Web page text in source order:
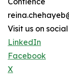
Visit us on
LinkedIn
Facebook
X